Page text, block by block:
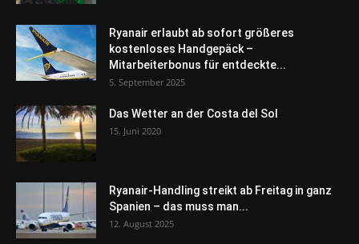
Ryanair erlaubt ab sofort größeres
kostenloses Handgepäck –
Mitarbeiterbonus für entdeckte...
5. September 2025
Das Wetter an der Costa del Sol
15. Juni 2020
Ryanair-Handling streikt ab Freitag in ganz
Spanien – das muss man...
12. August 2025